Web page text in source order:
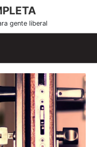
gente liberal